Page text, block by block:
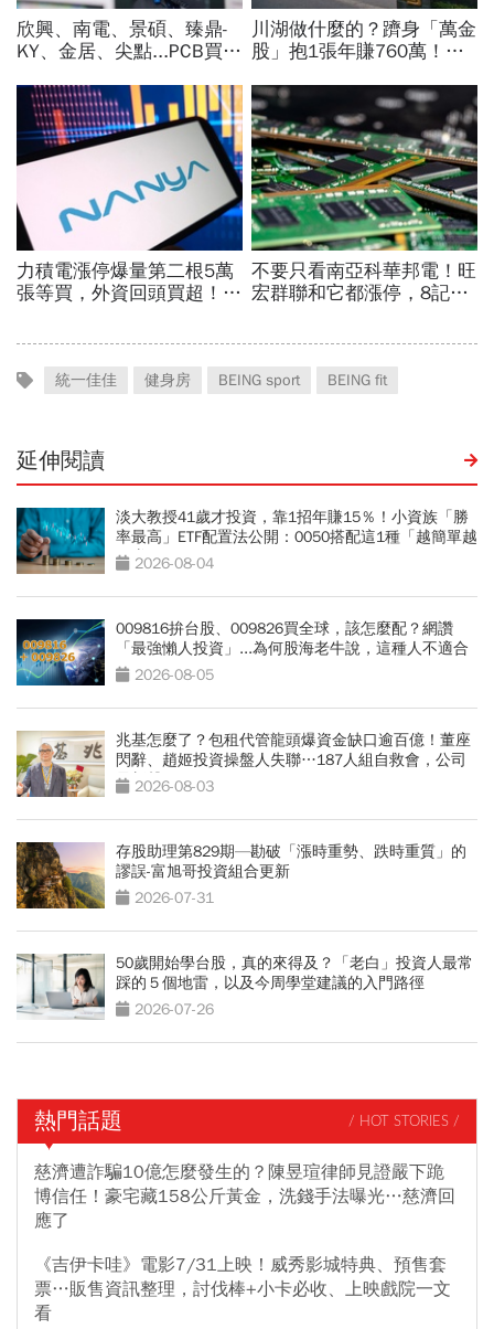
統一佳佳 健身房 BEING sport BEING fit
延伸閱讀
淡大教授41歲才投資，靠1招年賺15％！小資族「勝
率最高」ETF配置法公開：0050搭配這1種「越簡單越
好賺」
2026-08-04
009816拚台股、009826買全球，該怎麼配？網讚
「最強懶人投資」...為何股海老牛說，這種人不適合
買？2026-08-05
兆基怎麼了？包租代管龍頭爆資金缺口逾百億！董座
閃辭、趙姬投資操盤人失聯…187人組自救會，公司
最新聲明
2026-08-03
存股助理第829期—勘破「漲時重勢、跌時重質」的
謬誤-富旭哥投資組合更新
2026-07-31
50歲開始學台股，真的來得及？「老白」投資人最常
踩的５個地雷，以及今周學堂建議的入門路徑
2026-07-26
熱門話題 / HOT STORIES /
慈濟遭詐騙10億怎麼發生的？陳昱瑄律師見證嚴下跪
博信任！豪宅藏158公斤黃金，洗錢手法曝光…慈濟回
應了
《吉伊卡哇》電影7/31上映！威秀影城特典、預售套
票…販售資訊整理，討伐棒+小卡必收、上映戲院一文
看